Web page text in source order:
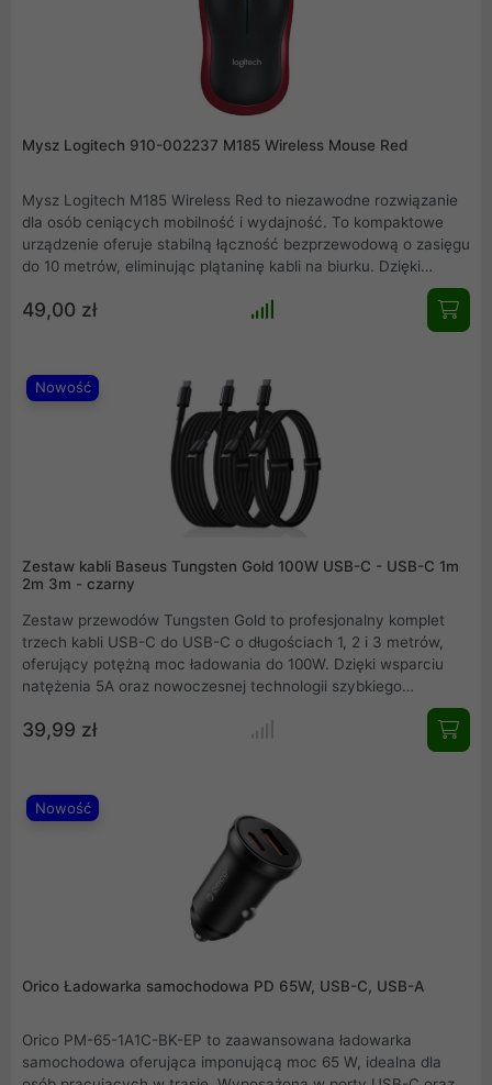
Mysz Logitech 910-002237 M185 Wireless Mouse Red
Mysz Logitech M185 Wireless Red to niezawodne rozwiązanie
dla osób ceniących mobilność i wydajność. To kompaktowe
urządzenie oferuje stabilną łączność bezprzewodową o zasięgu
do 10 metrów, eliminując plątaninę kabli na biurku. Dzięki
precyzyjnemu sensorowi optycznemu o rozdzielczości 1000 dpi
oraz inteligentnemu systemowi oszczędzania energii, który
pozwala na pracę do 12 miesięcy na jednej baterii, model ten
biurowych i podróży służbowych.
49,00 zł
Nowość
Zestaw kabli Baseus Tungsten Gold 100W USB-C - USB-C 1m
2m 3m - czarny
Zestaw przewodów Tungsten Gold to profesjonalny komplet
trzech kabli USB-C do USB-C o długościach 1, 2 i 3 metrów,
oferujący potężną moc ładowania do 100W. Dzięki wsparciu
natężenia 5A oraz nowoczesnej technologii szybkiego
zasilania, produkty te idealnie nadają się do obsługi laptopów i
wymagających urządzeń mobilnych. Zastosowanie
inteligentnego chipu E-Marker oraz wytrzymałego nylonowego
odporność na uszkodzenia mechaniczne.
39,99 zł
Nowość
Orico Ładowarka samochodowa PD 65W, USB-C, USB-A
Orico PM-65-1A1C-BK-EP to zaawansowana ładowarka
samochodowa oferująca imponującą moc 65 W, idealna dla